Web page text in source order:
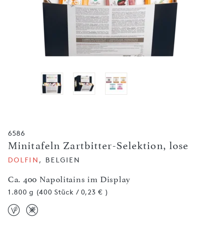
6586
Minitafeln Zartbitter-Selektion, lose
Ca. 400 Napolitains im Display
DOLFIN , BELGIEN
1.800 g (400 Stück / 0,23 € )